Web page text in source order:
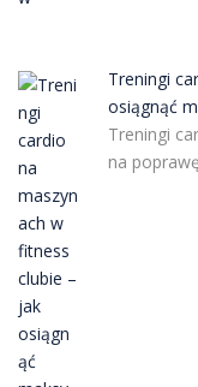
Treningi
osiągnąć
Treningi
na